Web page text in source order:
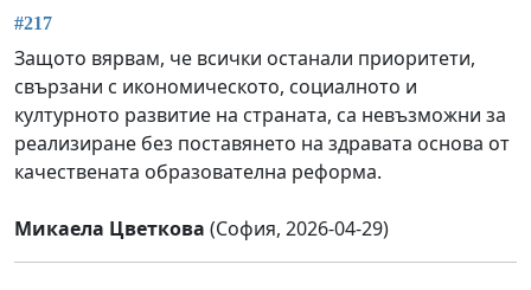
#217
Защото вярвам, че всички останали приоритети,
свързани с икономическото, социалното и
културното развитие на страната, са невъзможни за
реализиране без поставянето на здравата основа от
качествената образователна реформа.
Микаела Цветкова (София, 2026-04-29)